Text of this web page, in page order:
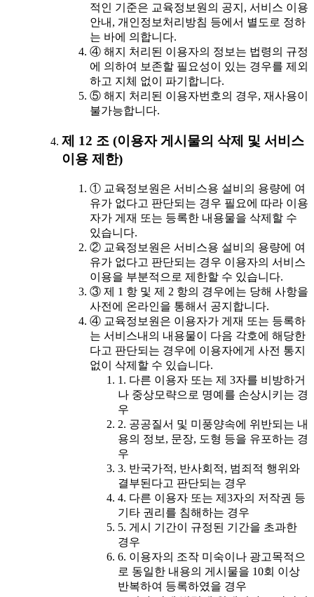
적인 기준은 교육정보원의 공지, 서비스 이용
안내, 개인정보처리방침 등에서 별도로 정하
는 바에 의합니다.
④ 해지 처리된 이용자의 정보는 법령의 규정
에 의하여 보존할 필요성이 있는 경우를 제외
하고 지체 없이 파기합니다.
⑤ 해지 처리된 이용자번호의 경우, 재사용이
불가능합니다.
제 12 조 (이용자 게시물의 삭제 및 서비스
이용 제한)
① 교육정보원은 서비스용 설비의 용량에 여
유가 없다고 판단되는 경우 필요에 따라 이용
자가 게재 또는 등록한 내용물을 삭제할 수
있습니다.
② 교육정보원은 서비스용 설비의 용량에 여
유가 없다고 판단되는 경우 이용자의 서비스
이용을 부분적으로 제한할 수 있습니다.
③ 제 1 항 및 제 2 항의 경우에는 당해 사항을
사전에 온라인을 통해서 공지합니다.
④ 교육정보원은 이용자가 게재 또는 등록하
는 서비스내의 내용물이 다음 각호에 해당한
다고 판단되는 경우에 이용자에게 사전 통지
없이 삭제할 수 있습니다.
1. 다른 이용자 또는 제 3자를 비방하거
나 중상모략으로 명예를 손상시키는 경
우
2. 공공질서 및 미풍양속에 위반되는 내
용의 정보, 문장, 도형 등을 유포하는 경
우
3. 반국가적, 반사회적, 범죄적 행위와
결부된다고 판단되는 경우
4. 다른 이용자 또는 제3자의 저작권 등
기타 권리를 침해하는 경우
5. 게시 기간이 규정된 기간을 초과한
경우
6. 이용자의 조작 미숙이나 광고목적으
로 동일한 내용의 게시물을 10회 이상
반복하여 등록하였을 경우